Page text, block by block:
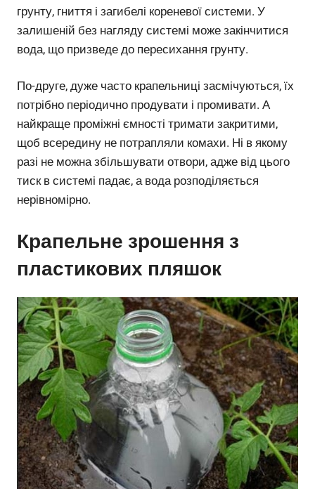
грунту, гниття і загибелі кореневої системи. У
залишеній без нагляду системі може закінчитися
вода, що призведе до пересихання грунту.
По-друге, дуже часто крапельниці засмічуються, їх
потрібно періодично продувати і промивати. А
найкраще проміжні ємності тримати закритими,
щоб всередину не потрапляли комахи. Ні в якому
разі не можна збільшувати отвори, адже від цього
тиск в системі падає, а вода розподіляється
нерівномірно.
Крапельне зрошення з
пластикових пляшок